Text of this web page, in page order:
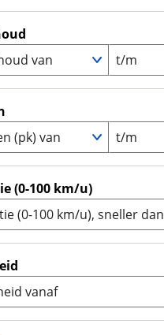
(2)
(0)
Enduro (0)
0
(0)
van
t/m
(pk) van
t/m
(0-100 km/u)
(0-100 km/u), sneller dan
vanaf